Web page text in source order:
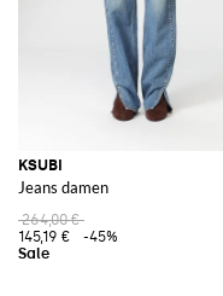
KSUBI
Jeans damen
264,00 €
145,19 €
-45%